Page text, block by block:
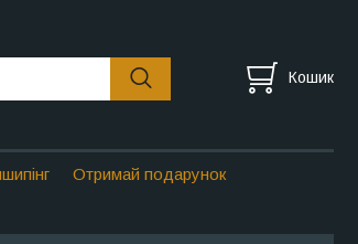
Кошик
Отримай подарунок